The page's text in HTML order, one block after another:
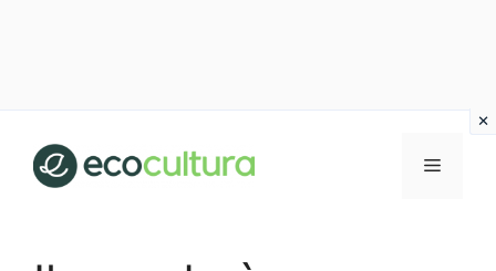
contenuto
MENU